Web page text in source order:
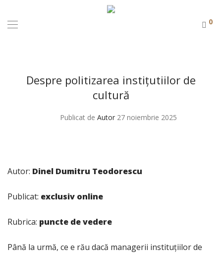
0
Despre politizarea instițutiilor de
cultură
Publicat de Autor 27 noiembrie 2025
Autor: Dinel Dumitru Teodorescu
Publicat: exclusiv online
Rubrica: puncte de vedere
Până la urmă, ce e rău dacă managerii instituțiilor de